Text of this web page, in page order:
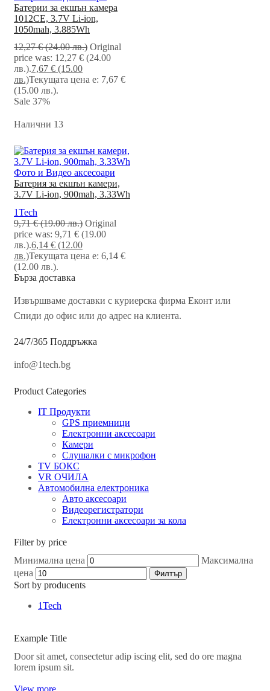
Батерии за екшън камера
1012CE, 3.7V Li-ion,
1050mah, 3.885Wh
12,27€ (24.00 лв.) Original
price was: 12,27 € (24.00
лв.).7,67 € (15.00
лв.)Текущата цена е: 7,67 €
(15.00 лв.).
Sale 37%
Налични 13
Фото и Видео аксесоари
Батерия за екшън камери,
3.7V Li-ion, 900mah, 3.33Wh
1Tech
9,71€ (19.00 лв.) Original
price was: 9,71 € (19.00
лв.).6,14 € (12.00
лв.)Текущата цена е: 6,14 €
(12.00 лв.).
Бърза доставка
Извършваме доставки с куриерска фирма Еконт или
Спиди до офис или до адрес на клиента.
24/7/365 Поддръжка
info@1tech.bg
Product Categories
IT Продукти
GPS приемници
Електронни аксесоари
Камери
Слушалки с микрофон
TV БОКС
VR ОЧИЛА
Автомобилна електроника
Авто аксесоари
Видеорегистратори
Електронни аксесоари за кола
Радио, CD, DVD плеъри за кола
Трансмитери и ресивъри
Джаджи & Smart технологии
Смарт часовничи
ДЖОЙСТИЦИ
Уреди за измерване
Домакински електроуреди
Дронове
Здраве и красота
Filter by price
Минимална цена
Максимална
цена
Филтър
Sort by producents
1Tech
Example Title
Door sit amet, consectetur adip iscing elit, sed do ore magna
lorem ipsum sit.
View more